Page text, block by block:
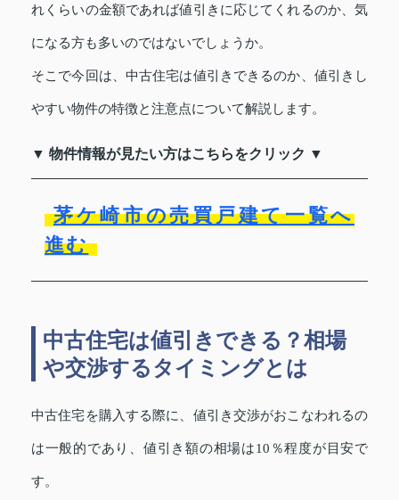
れくらいの金額であれば値引きに応じてくれるのか、気
になる方も多いのではないでしょうか。
そこで今回は、中古住宅は値引きできるのか、値引きし
やすい物件の特徴と注意点について解説します。
▼ 物件情報が見たい方はこちらをクリック ▼
茅ケ崎市の売買戸建て一覧へ
進む
中古住宅は値引きできる？相場
や交渉するタイミングとは
中古住宅を購入する際に、値引き交渉がおこなわれるの
は一般的であり、値引き額の相場は10％程度が目安で
す。